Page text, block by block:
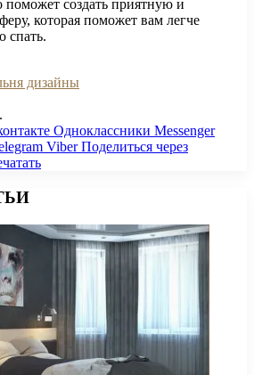
создать приятную и
которая поможет вам легче
спать.
дизайны
Одноклассники Messenger
Viber Поделиться через